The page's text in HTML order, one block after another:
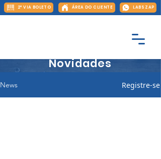
2ª VIA BOLETO ÁREA DO CLIENTE LABS ZAP
Novidades
News Registre-se